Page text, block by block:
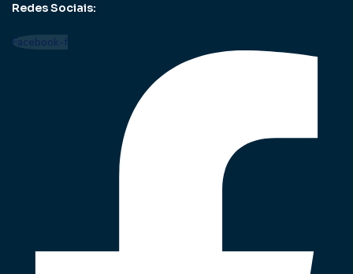
Redes Sociais:
Facebook-f